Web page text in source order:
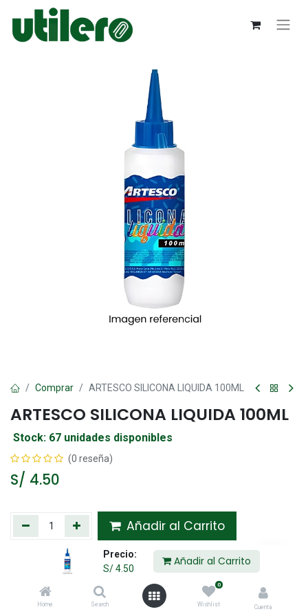
Precio:
S/4.50
Añadir al Carrito
Home Search
0
Wishlist Cuenta
Comprar ARTESCO SILICONA LIQUIDA 100ML
ARTESCO SILICONA LIQUIDA 100ML
Stock: 67 unidades disponibles
(0 reseña)
S/ 4.50
Añadir al Carrito
Agregar a la lista de deseos
Compartir :